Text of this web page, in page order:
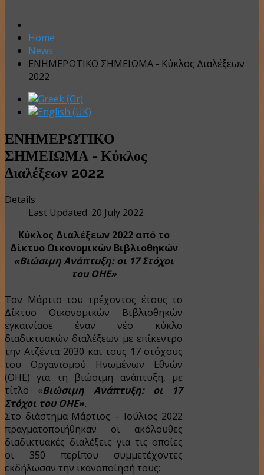
Home
News
ΕΝΗΜΕΡΩΤΙΚΟ ΣΗΜΕΙΩΜΑ - Κύκλος Διαλέξεων
2022
ΕΝΗΜΕΡΩΤΙΚΟ
ΣΗΜΕΙΩΜΑ - Κύκλος
Διαλέξεων 2022
Details
Last Updated: 20 July 2022
Κύκλος Διαλέξεων 2022 από το
Δίκτυο Οικονομικών Βιβλιοθηκών
«Βιώσιμη Ανάπτυξη: οι 17 Στόχοι
του ΟΗΕ»
Τον Μάρτιο του τρέχοντος έτους το
Δίκτυο Οικονομικών Βιβλιοθηκών
εγκαινίασε έναν νέο κύκλο
διαδικτυακών διαλέξεων με επίκεντρο
την Ατζέντα 2030 και τους 17 στόχους
του Οργανισμού Ηνωμένων Εθνών
(ΟΗΕ) για τη βιώσιμη ανάπτυξη, με
τίτλο «Βιώσιμη Ανάπτυξη: οι 17
Στόχοι του ΟΗΕ».
Στο διάστημα Μάρτιος – Ιούλιος 2022
πραγματοποιήθηκαν οι ακόλουθες
διαδικτυακές διαλέξεις για τις οποίες
οι 350 περίπου συμμετέχοντες
εκδήλωσαν την ικανοποίησή τους: